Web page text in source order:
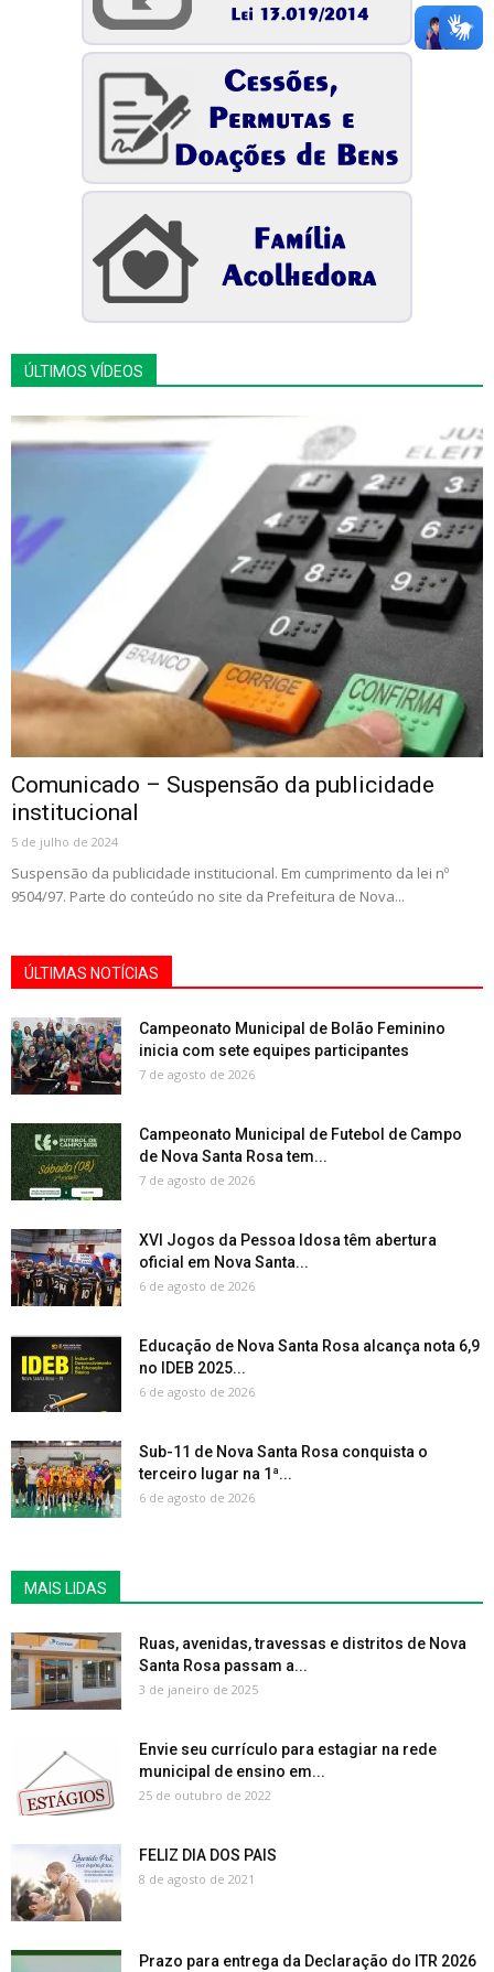
ÚLTIMOS VÍDEOS
Comunicado – Suspensão da publicidade
institucional
5 de julho de 2024
Suspensão da publicidade institucional. Em cumprimento da lei nº
9504/97. Parte do conteúdo no site da Prefeitura de Nova...
ÚLTIMAS NOTÍCIAS
Campeonato Municipal de Bolão Feminino
inicia com sete equipes participantes
7 de agosto de 2026
Campeonato Municipal de Futebol de Campo
de Nova Santa Rosa tem...
7 de agosto de 2026
XVI Jogos da Pessoa Idosa têm abertura
oficial em Nova Santa...
6 de agosto de 2026
Educação de Nova Santa Rosa alcança nota 6,9
no IDEB 2025...
6 de agosto de 2026
Sub-11 de Nova Santa Rosa conquista o
terceiro lugar na 1ª...
6 de agosto de 2026
MAIS LIDAS
Ruas, avenidas, travessas e distritos de Nova
Santa Rosa passam a...
3 de janeiro de 2025
Envie seu currículo para estagiar na rede
municipal de ensino em...
25 de outubro de 2022
FELIZ DIA DOS PAIS
8 de agosto de 2021
Prazo para entrega da Declaração do ITR 2026